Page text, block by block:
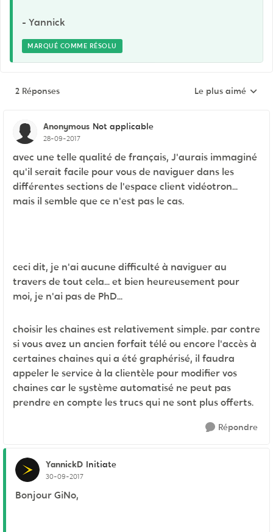
- Yannick
MARQUÉ COMME RÉSOLU
2 Réponses Réponses triées
Le plus aimé
Anonymous Not applicable
28-09-2017
avec une telle qualité de français, J'aurais immaginé
qu'il serait facile pour vous de naviguer dans les
différentes sections de l'espace client vidéotron...
mais il semble que ce n'est pas le cas.
ceci dit, je n'ai aucune difficulté à naviguer au
travers de tout cela... et bien heureusement pour
moi, je n'ai pas de PhD...
choisir les chaines est relativement simple. par contre
si vous avez un ancien forfait télé ou encore l'accès à
certaines chaines qui a été graphérisé, il faudra
appeler le service à la clientèle pour modifier vos
chaines car le système automatisé ne peut pas
prendre en compte les trucs qui ne sont plus offerts.
Répondre
YannickD Initiate
30-09-2017
Bonjour GiNo,